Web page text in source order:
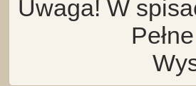
Uwaga! W